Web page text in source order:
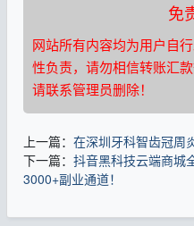
免
网站所有内容均为用户自
性负责，请勿相信转账汇
请联系管理员删除！
上一篇： 在深圳牙科智齿冠周
下一篇： 抖音黑科技云端商城
3000+副业通道！